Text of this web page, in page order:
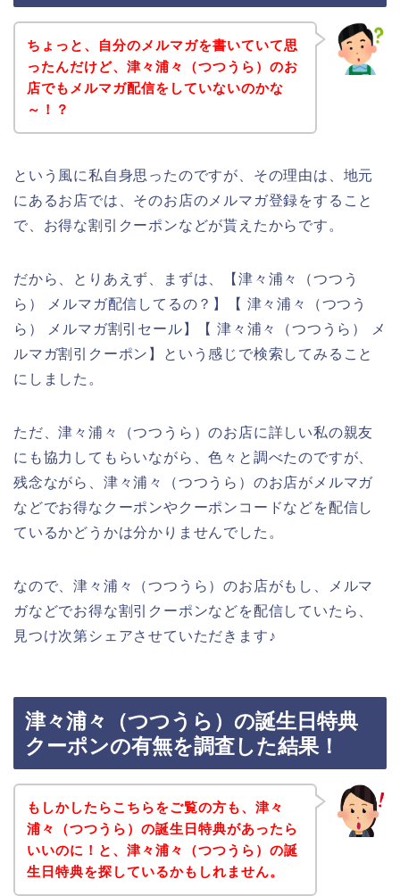
ちょっと、自分のメルマガを書いていて思
ったんだけど、津々浦々（つつうら）のお
店でもメルマガ配信をしていないのかな
～！？
という風に私自身思ったのですが、その理由は、地元
にあるお店では、そのお店のメルマガ登録をすること
で、お得な割引クーポンなどが貰えたからです。
だから、とりあえず、まずは、【津々浦々（つつう
ら） メルマガ配信してるの？】【 津々浦々（つつう
ら） メルマガ割引セール】【 津々浦々（つつうら） メ
ルマガ割引クーポン】という感じで検索してみること
にしました。
ただ、津々浦々（つつうら）のお店に詳しい私の親友
にも協力してもらいながら、色々と調べたのですが、
残念ながら、津々浦々（つつうら）のお店がメルマガ
などでお得なクーポンやクーポンコードなどを配信し
ているかどうかは分かりませんでした。
なので、津々浦々（つつうら）のお店がもし、メルマ
ガなどでお得な割引クーポンなどを配信していたら、
見つけ次第シェアさせていただきます♪
津々浦々（つつうら）の誕生日特典
クーポンの有無を調査した結果！
もしかしたらこちらをご覧の方も、津々
浦々（つつうら）の誕生日特典があったら
いいのに！と、津々浦々（つつうら）の誕
生日特典を探しているかもしれません。